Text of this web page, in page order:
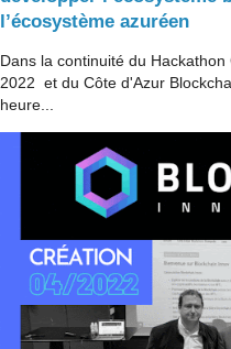
l’écosystème azuréen
Dans la continuité du
2022 et du Côte d'Azur
heure...